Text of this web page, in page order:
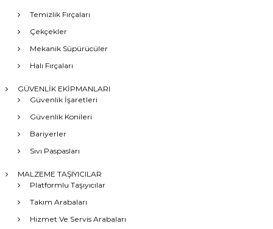
Temizlik Fırçaları
Çekçekler
Mekanik Süpürücüler
Halı Fırçaları
GÜVENLİK EKİPMANLARI
Güvenlik İşaretleri
Güvenlik Konileri
Bariyerler
Sıvı Paspasları
MALZEME TAŞIYICILAR
Platformlu Taşıyıcılar
Takım Arabaları
Hizmet Ve Servis Arabaları